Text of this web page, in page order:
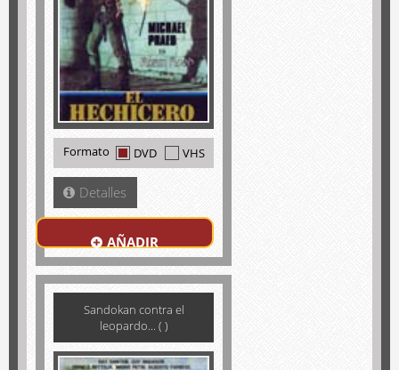
Formato DVD VHS
Detalles
AÑADIR
Sandokan contra el
leopardo... ( )